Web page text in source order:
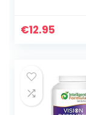
Helpt bij
€12.95